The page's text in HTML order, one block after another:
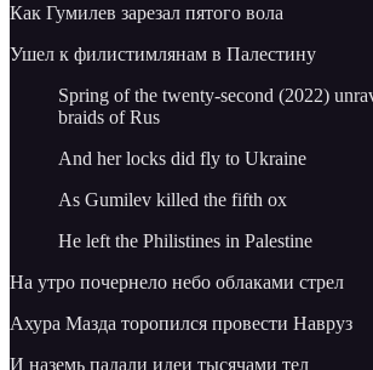
Как Гумилев зарезал пятого вола
Ушел к филистимлянам в Палестину
Spring of the twenty-second (2022)
braids of Rus
And her locks did fly to Ukraine
As Gumilev killed the fifth ox
He left the Philistines in Palestine
На утро почернело небо облаками стрел
Ахура Мазда торопился провести Навруз
И наземь падали идеи тысячами тел